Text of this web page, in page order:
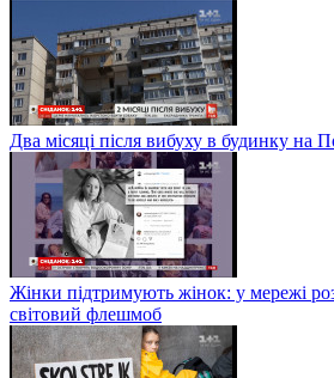
Два місяці після вибуху в будинку на
Жінки підтримують жінок: у мережі
світовий флешмоб